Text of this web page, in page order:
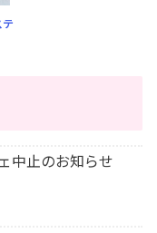
中止のお知らせ